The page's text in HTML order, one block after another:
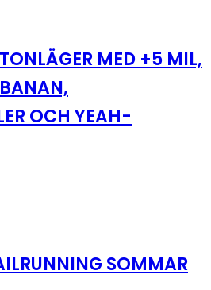
MED +5 MIL,
OCH YEAH-
SOMMAR